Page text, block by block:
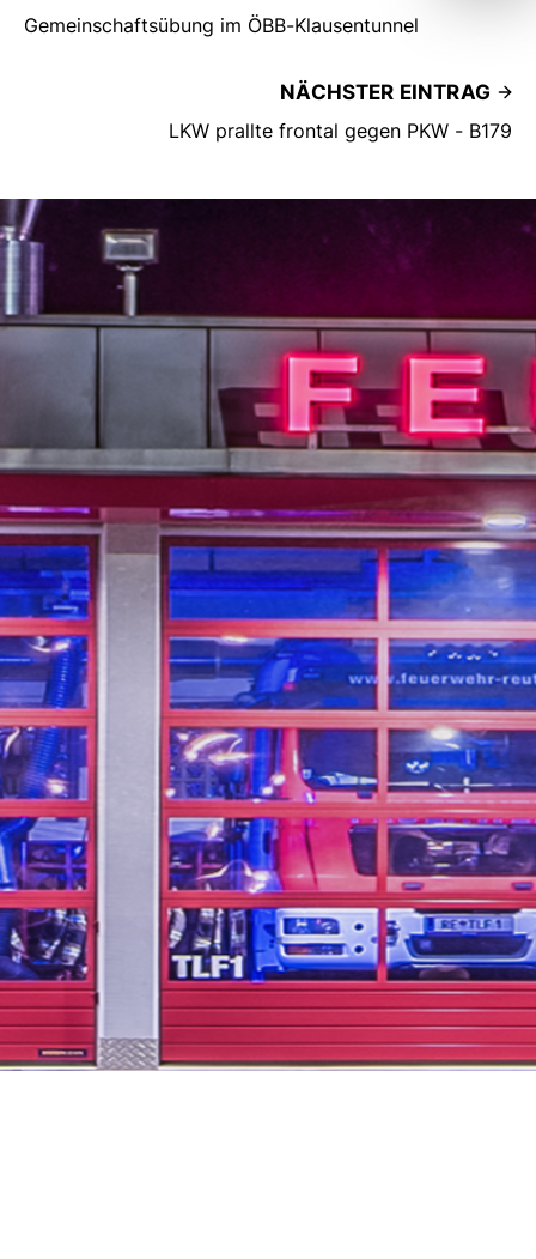
Gemeinschaftsübung im ÖBB-Klausentunnel
NÄCHSTER EINTRAG
LKW prallte frontal gegen PKW - B179